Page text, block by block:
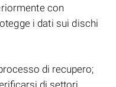
con
i dati sui dischi
di recupero;